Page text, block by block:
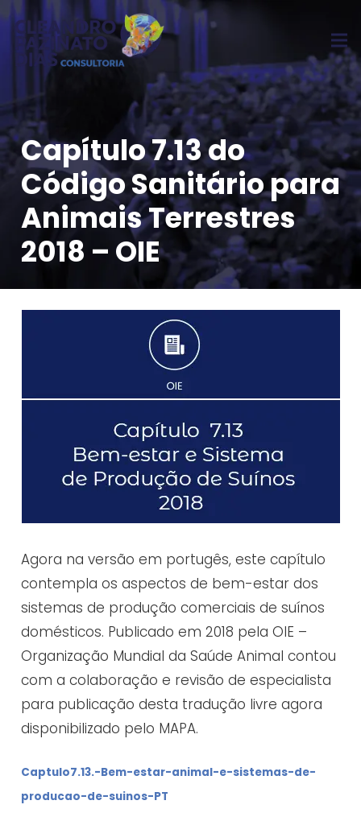
Capítulo 7.13 do
Código Sanitário para
Animais Terrestres
2018 – OIE
Agora na versão em portugês, este capítulo
contempla os aspectos de bem-estar dos
sistemas de produção comerciais de suínos
domésticos. Publicado em 2018 pela OIE –
Organização Mundial da Saúde Animal contou
com a colaboração e revisão de especialista
para publicação desta tradução livre agora
disponibilizado pelo MAPA.
Captulo7.13.-Bem-estar-animal-e-sistemas-de-
producao-de-suinos-PT